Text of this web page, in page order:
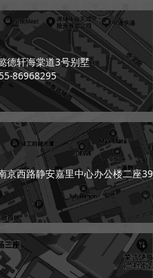
德轩海棠道3号别墅
86968295
京西路静安嘉里中心办公楼二座39